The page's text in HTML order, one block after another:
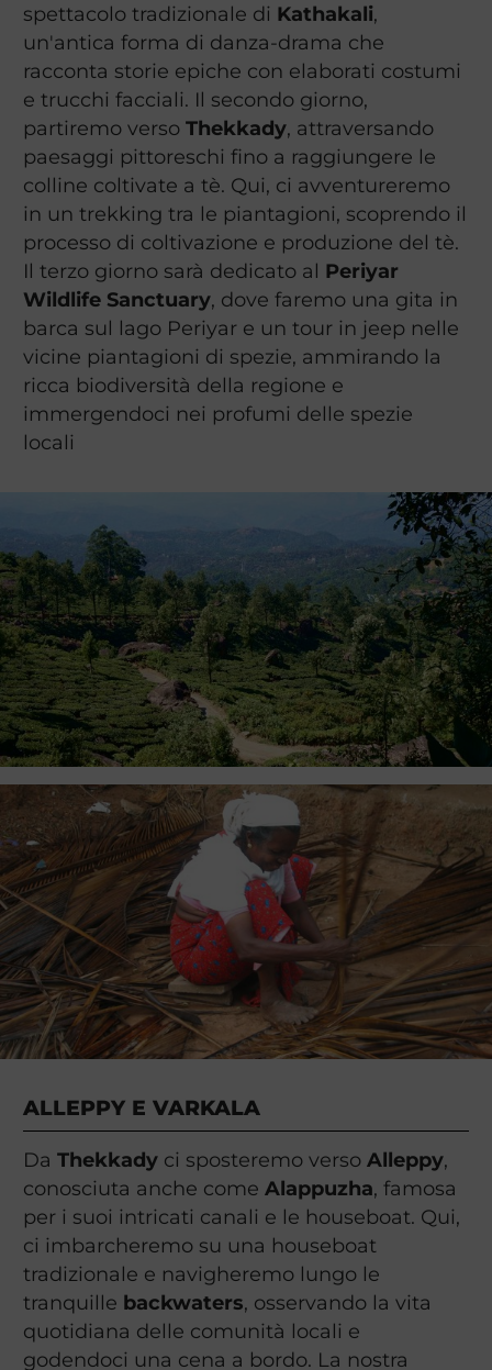
spettacolo tradizionale di Kathakali,
un'antica forma di danza-drama che
racconta storie epiche con elaborati costumi
e trucchi facciali. Il secondo giorno,
partiremo verso Thekkady, attraversando
paesaggi pittoreschi fino a raggiungere le
colline coltivate a tè. Qui, ci avventureremo
in un trekking tra le piantagioni, scoprendo il
processo di coltivazione e produzione del tè.
Il terzo giorno sarà dedicato al Periyar
Wildlife Sanctuary, dove faremo una gita in
barca sul lago Periyar e un tour in jeep nelle
vicine piantagioni di spezie, ammirando la
ricca biodiversità della regione e
immergendoci nei profumi delle spezie
locali
ALLEPPY E VARKALA
Da Thekkady ci sposteremo verso Alleppy,
conosciuta anche come Alappuzha, famosa
per i suoi intricati canali e le houseboat. Qui,
ci imbarcheremo su una houseboat
tradizionale e navigheremo lungo le
tranquille backwaters, osservando la vita
quotidiana delle comunità locali e
godendoci una cena a bordo. La nostra